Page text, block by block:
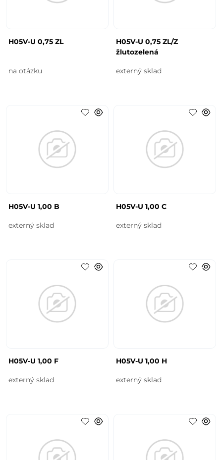
H05V-U 0,75 ZL
na otázku
H05V-U 0,75 ZL/Z
žlutozelená
externý sklad
H05V-U 1,00 B
externý sklad
H05V-U 1,00 C
externý sklad
H05V-U 1,00 F
externý sklad
H05V-U 1,00 H
externý sklad